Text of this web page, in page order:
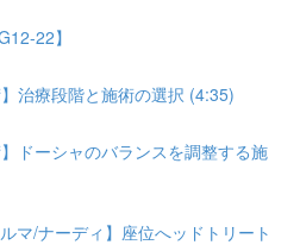
22】
】治療段階と施術の選択 (4:35)
】ドーシャのバランスを調整する施
マ/ナーディ】座位へッドトリート